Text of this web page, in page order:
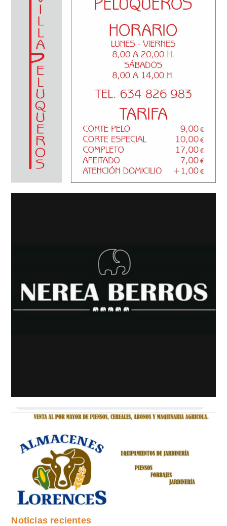
Noticias recientes